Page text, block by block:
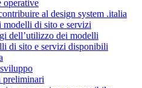
operative
al design system .italia
modelli di sito e servizi
dell’utilizzo dei modelli
di sito e servizi disponibili
preliminari